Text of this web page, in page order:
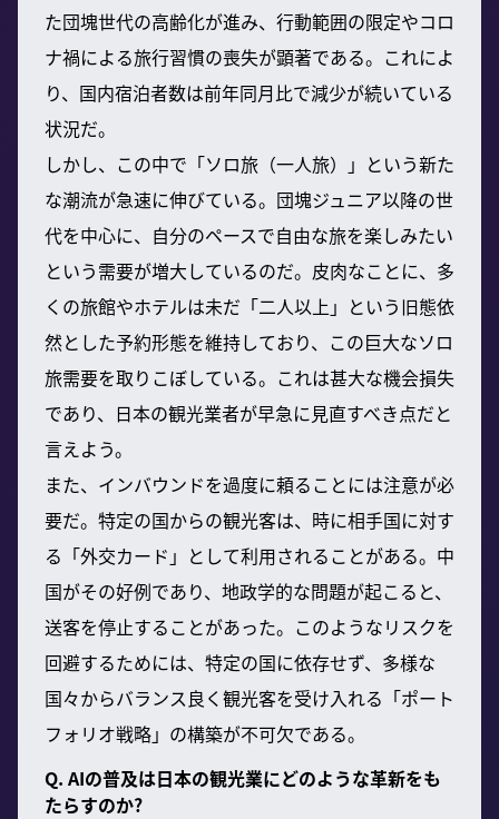
た団塊世代の高齢化が進み、行動範囲の限定やコロ
ナ禍による旅行習慣の喪失が顕著である。これによ
り、国内宿泊者数は前年同月比で減少が続いている
状況だ。
しかし、この中で「ソロ旅（一人旅）」という新た
な潮流が急速に伸びている。団塊ジュニア以降の世
代を中心に、自分のペースで自由な旅を楽しみたい
という需要が増大しているのだ。皮肉なことに、多
くの旅館やホテルは未だ「二人以上」という旧態依
然とした予約形態を維持しており、この巨大なソロ
旅需要を取りこぼしている。これは甚大な機会損失
であり、日本の観光業者が早急に見直すべき点だと
言えよう。
また、インバウンドを過度に頼ることには注意が必
要だ。特定の国からの観光客は、時に相手国に対す
る「外交カード」として利用されることがある。中
国がその好例であり、地政学的な問題が起こると、
送客を停止することがあった。このようなリスクを
回避するためには、特定の国に依存せず、多様な
国々からバランス良く観光客を受け入れる「ポート
フォリオ戦略」の構築が不可欠である。
Q. AIの普及は日本の観光業にどのような革新をも
たらすのか?